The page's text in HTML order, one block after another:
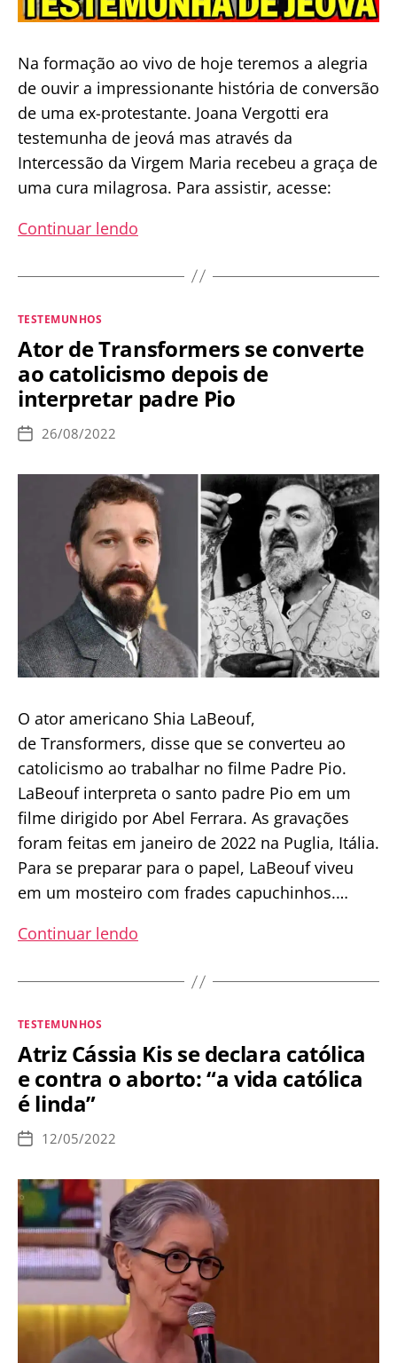
Na formação ao vivo de hoje teremos a alegria
de ouvir a impressionante história de conversão
de uma ex-protestante. Joana Vergotti era
testemunha de jeová mas através da
Intercessão da Virgem Maria recebeu a graça de
uma cura milagrosa. Para assistir, acesse:
Continuar lendo
de
volta
à
Igreja
Categorias
TESTEMUNHOS
Ator de Transformers se converte
ao catolicismo depois de
interpretar padre Pio
Data
publicação
26/08/2022
O ator americano Shia LaBeouf,
de Transformers, disse que se converteu ao
catolicismo ao trabalhar no filme Padre Pio.
LaBeouf interpreta o santo padre Pio em um
filme dirigido por Abel Ferrara. As gravações
foram feitas em janeiro de 2022 na Puglia, Itália.
Para se preparar para o papel, LaBeouf viveu
em um mosteiro com frades capuchinhos.…
Continuar lendo
Transformers
ao
catolicismo
padre
Pio
Categorias
TESTEMUNHOS
Atriz Cássia Kis se declara católica
e contra o aborto: “a vida católica
é linda”
Data
publicação
12/05/2022